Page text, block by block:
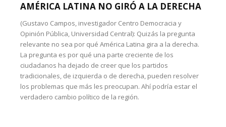
AMÉRICA LATINA NO GIRÓ A LA DERECHA
(Gustavo Campos, investigador Centro Democracia y
Opinión Pública, Universidad Central): Quizás la pregunta
relevante no sea por qué América Latina gira a la derecha.
La pregunta es por qué una parte creciente de los
ciudadanos ha dejado de creer que los partidos
tradicionales, de izquierda o de derecha, pueden resolver
los problemas que más les preocupan. Ahí podría estar el
verdadero cambio político de la región.